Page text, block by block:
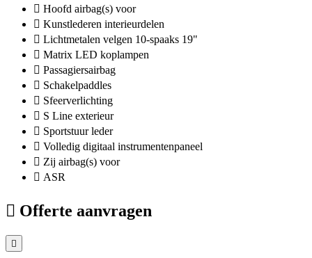
Hoofd airbag(s) voor
Kunstlederen interieurdelen
Lichtmetalen velgen 10-spaaks 19"
Matrix LED koplampen
Passagiersairbag
Schakelpaddles
Sfeerverlichting
S Line exterieur
Sportstuur leder
Volledig digitaal instrumentenpaneel
Zij airbag(s) voor
ASR
Offerte aanvragen